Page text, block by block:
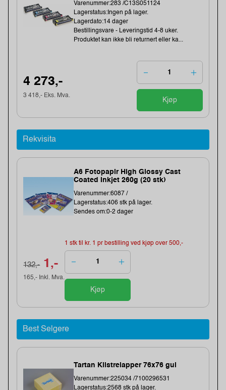
Varenummer:283 /C13S051124
Lagerstatus:Ingen på lager.
Lagerdato:14 dager
Bestillingsvare - Leveringstid 4-8 uker.
Produktet kan ikke bli returnert eller ka...
4 273,-
3 418,- Eks. Mva.
Kjøp
Rekvisita
A6 Fotopapir High Glossy Cast
Coated Inkjet 260g (20 stk)
Varenummer:6087 /
Lagerstatus:406 stk på lager.
Sendes om:0-2 dager
132,- 1,-
165,- Inkl. Mva.
1 stk til kr. 1 pr bestilling ved kjøp over 500,-
Kjøp
Best Selgere
Tartan Klistrelapper 76x76 gul
Varenummer:225034 /7100296531
Lagerstatus:2568 stk på lager.